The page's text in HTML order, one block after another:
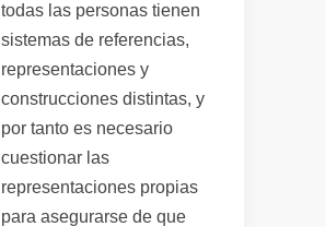
todas las personas tienen
sistemas de referencias,
representaciones y
construcciones distintas, y
por tanto es necesario
cuestionar las
representaciones propias
para asegurarse de que